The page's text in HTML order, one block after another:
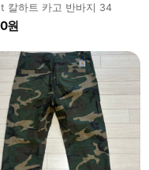
칼하트 카고 반바지 34
원